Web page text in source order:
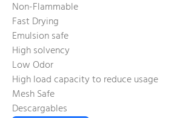
Non-Flammable
Fast Drying
Emulsion safe
High solvency
Low Odor
High load capacity to reduce usage
Mesh Safe
Descargables